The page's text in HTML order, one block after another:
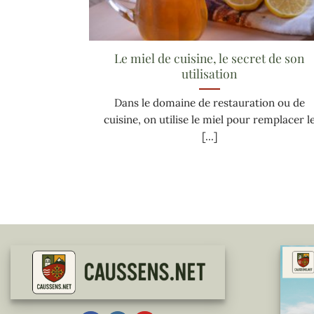
Le miel de cuisine, le secret de son
utilisation
Dans le domaine de restauration ou de
cuisine, on utilise le miel pour remplacer
[...]